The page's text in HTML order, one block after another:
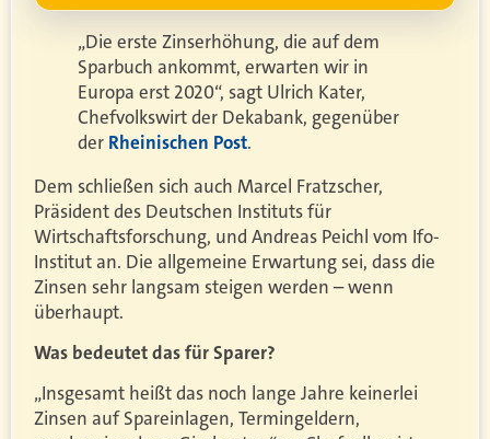
„Die erste Zinserhöhung, die auf dem
Sparbuch ankommt, erwarten wir in
Europa erst 2020“, sagt Ulrich Kater,
Chefvolkswirt der Dekabank, gegenüber
der Rheinischen Post.
Dem schließen sich auch Marcel Fratzscher,
Präsident des Deutschen Instituts für
Wirtschaftsforschung, und Andreas Peichl vom Ifo-
Institut an. Die allgemeine Erwartung sei, dass die
Zinsen sehr langsam steigen werden – wenn
überhaupt.
Was bedeutet das für Sparer?
„Insgesamt heißt das noch lange Jahre keinerlei
Zinsen auf Spareinlagen, Termingeldern,